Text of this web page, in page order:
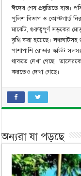
ঈদের শেষ প্রস্তুতিতে ব্যস্ত।
পুলিশ বিভাগ ও কোস্টগার্ড
মার্কেট, গুরুত্বপূর্ণ সড়কের
বৃদ্ধি করা হয়েছে।
পাশাপাশি রোভার স্কাউট
থাকতে দেখা গেছে।
করতেও দেখা গেছে।
অন্যরা যা পড়ছে